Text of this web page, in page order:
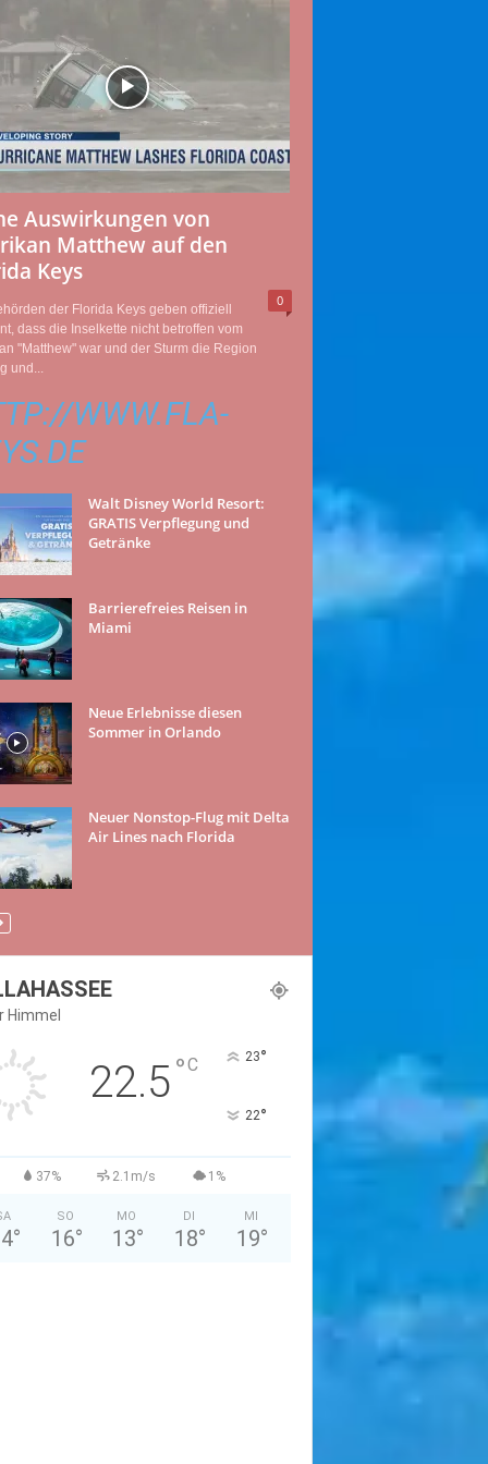
Auswirkungen von
Matthew auf den
Keys
0
der Florida Keys geben offiziell
dass die Inselkette nicht betroffen vom
"Matthew" war und der Sturm die Region
und...
WWW.FLA-
Walt Disney World Resort:
GRATIS Verpflegung und
Getränke
Barrierefreies Reisen in
Miami
Neue Erlebnisse diesen
Sommer in Orlando
Neuer Nonstop-Flug mit Delta
Air Lines nach Florida
Himmel
22.5°C 23°
22°
37% 2.1m/s 1%
°
SO
16°
MO
13°
DI
18°
MI
19°